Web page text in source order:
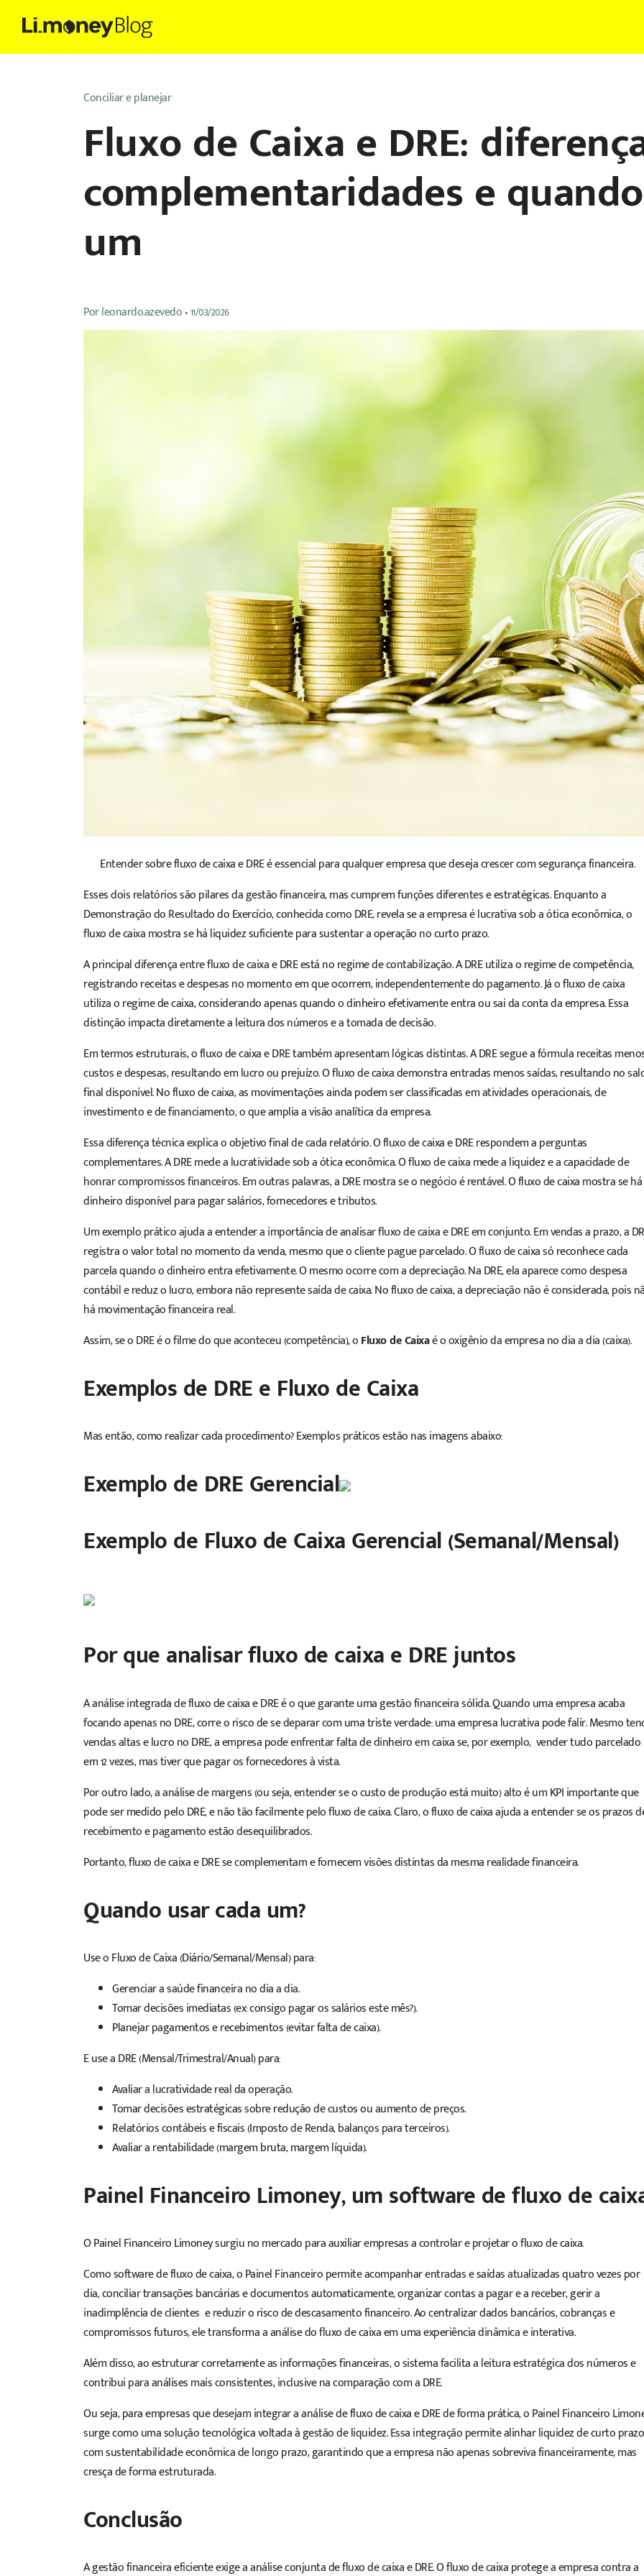
Conciliar e planejar
Fluxo de Caixa e DRE:
complementaridades e
um
Porleonardo.azevedo•11/03/2026
Entender sobre fluxo de caixa e DRE é essencial para qualquer empresa que deseja crescer com segurança financeira.
Esses dois relatórios são pilares da gestão financeira, mas cumprem funções diferentes e estratégicas. Enquanto a
Demonstração do Resultado do Exercício, conhecida como DRE, revela se a empresa é lucrativa sob a ótica econômica, o
fluxo de caixamostra se há liquidez suficiente para sustentar a operação no curto prazo.
A principal diferença entre fluxo de caixa e DRE está no regime de contabilização. A DRE utiliza o regime de competência,
registrando receitas e despesas no momento em que ocorrem, independentemente do pagamento. Já o fluxo de caixa
utiliza o regime de caixa, considerando apenas quando o dinheiro efetivamente entra ou sai da conta da empresa. Essa
distinção impacta diretamente a leitura dos números e a tomada de decisão.
Em termos estruturais, o fluxo de caixa e DRE também apresentam lógicas distintas. A DRE segue a fórmula receitas
custos e despesas, resultando em lucro ou prejuízo. O fluxo de caixa demonstra entradas menos saídas, resultando no
final disponível. No fluxo de caixa, as movimentações ainda podem ser classificadas em atividades operacionais, de
investimento e de financiamento, o que amplia a visão analítica da empresa.
Essa diferença técnica explica o objetivo final de cada relatório. O fluxo de caixa e DRE respondem a perguntas
complementares. A DRE mede a lucratividade sob a ótica econômica. O fluxo de caixa mede a liquidez e a capacidade de
honrar compromissos financeiros. Em outras palavras, a DRE mostra se o negócio é rentável. O fluxo de caixa mostra se há
dinheiro disponível para pagar salários, fornecedores e tributos.
Um exemplo prático ajuda a entender a importância de analisar fluxo de caixa e DRE em conjunto. Em vendas a prazo, a
registra o valor total no momento da venda, mesmo que o cliente pague parcelado. O fluxo de caixa só reconhece cada
parcela quando o dinheiro entra efetivamente. O mesmo ocorre com a depreciação. Na DRE, ela aparece como despesa
contábil e reduz o lucro, embora não represente saída de caixa. No fluxo de caixa, a depreciação não é considerada, pois
há movimentação financeira real.
Assim, se o DRE é o filme do que aconteceu (competência), oFluxo de Caixaé o oxigênio da empresa no dia a dia (caixa).
Exemplos de DRE e Fluxo de Caixa
Mas então, como realizar cada procedimento? Exemplos práticos estão nas imagens abaixo:
Exemplo de DRE Gerencial
Exemplo de Fluxo de Caixa Gerencial (Semanal/Mensal)
Por que analisar fluxo de caixa e DRE juntos
A análise integrada de fluxo de caixa e DRE é o que garante uma gestão financeira sólida. Quando uma empresa acaba
focando apenas no DRE, corre o risco de se deparar com uma triste verdade: uma empresa lucrativa pode falir. Mesmo
vendas altas e lucro no DRE, a empresa pode enfrentar falta de dinheiro em caixa se, por exemplo, vender tudo parcelado
em 12 vezes, mas tiver que pagar os fornecedores à vista.
Por outro lado, a análise de margens (ou seja, entender se o custo de produção está muito) alto é um KPI importante que
pode ser medido pelo DRE, e não tão facilmente pelo fluxo de caixa. Claro, o fluxo de caixa ajuda a entender se os prazos
recebimento e pagamento estão desequilibrados.
Portanto, fluxo de caixa e DRE se complementam e fornecem visões distintas da mesma realidade financeira.
Quando usar cada um?
Use o Fluxo de Caixa (Diário/Semanal/Mensal) para:
Gerenciar a saúde financeira no dia a dia.
Tomar decisões imediatas (ex: consigo pagar os salários este mês?).
Planejar pagamentos e recebimentos (evitar falta de caixa).
E use a DRE (Mensal/Trimestral/Anual) para:
Avaliar a lucratividade real da operação.
Tomar decisões estratégicas sobre redução de custos ou aumento de preços.
Relatórios contábeis e fiscais (Imposto de Renda, balanços para terceiros).
Avaliar a rentabilidade (margem bruta, margem líquida).
Painel Financeiro Limoney, um software de fluxo de
O Painel Financeiro Limoney surgiu no mercado para auxiliar empresas a controlar e projetar o fluxo de caixa.
Como software de fluxo de caixa, o Painel Financeiro permite acompanhar entradas e saídas atualizadas quatro vezes por
dia, conciliar transações bancárias e documentos automaticamente, organizar contas a pagar e a receber, gerir a
inadimplência de clientes e reduzir o risco de descasamento financeiro. Ao centralizar dados bancários, cobranças e
compromissos futuros, ele transforma a análise do fluxo de caixa em uma experiência dinâmica e interativa.
Além disso, ao estruturar corretamente as informações financeiras, o sistema facilita a leitura estratégica dos números e
contribui para análises mais consistentes, inclusive na comparação com a DRE.
Ou seja, para empresas que desejam integrar a análise de fluxo de caixa e DRE de forma prática, o Painel Financeiro
surge como uma solução tecnológica voltada à gestão de liquidez. Essa integração permite alinhar liquidez de curto prazo
com sustentabilidade econômica de longo prazo, garantindo que a empresa não apenas sobreviva financeiramente, mas
cresça de forma estruturada.
Conclusão
A gestão financeira eficiente exige a análise conjunta de fluxo de caixa e DRE. O fluxo de caixa protege a empresa contra a